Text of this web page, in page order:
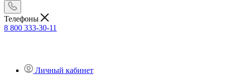
Телефоны
8 800 333-30-11
Личный кабинет